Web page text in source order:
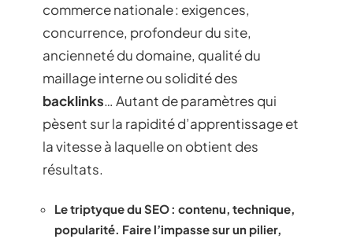
commerce nationale : exigences,
concurrence, profondeur du site,
ancienneté du domaine, qualité du
maillage interne ou solidité des
backlinks… Autant de paramètres qui
pèsent sur la rapidité d’apprentissage et
la vitesse à laquelle on obtient des
résultats.
Le triptyque du SEO : contenu, technique,
popularité. Faire l’impasse sur un pilier,